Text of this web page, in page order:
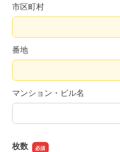
市区町村
番地
マンション・ビル名
枚数